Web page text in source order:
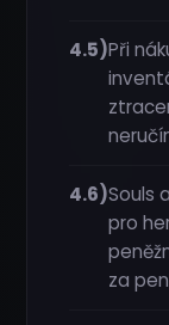
4.5)Při
4.6)Souls
pro
za